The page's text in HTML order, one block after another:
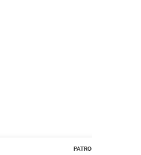
PATROCINADO